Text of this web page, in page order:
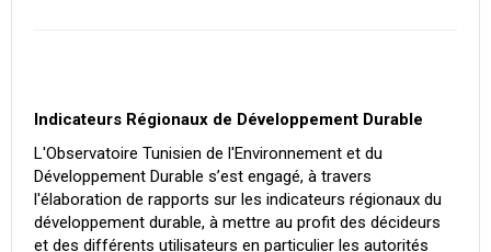
Indicateurs Régionaux de Développement Durable
L'Observatoire Tunisien de l'Environnement et du
Développement Durable s’est engagé, à travers
l'élaboration de rapports sur les indicateurs régionaux du
développement durable, à mettre au profit des décideurs
et des différents utilisateurs en particulier les autorités